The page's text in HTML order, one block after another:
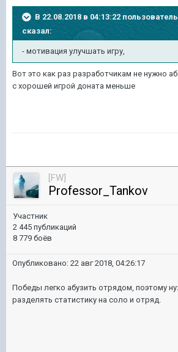
В 22.08.2018 в 04:13:22 пользователь
сказал:
- мотивация улучшать игру,
Вот это как раз разработчикам не нужно
с хорошей игрой доната меньше
[FW]
Professor_Tankov
Участник
2 445 публикаций
8 779 боёв
Опубликовано: 22 авг 2018, 04:26:17
Победы легко абузить отрядом, поэтому
разделять статистику на соло и отряд.